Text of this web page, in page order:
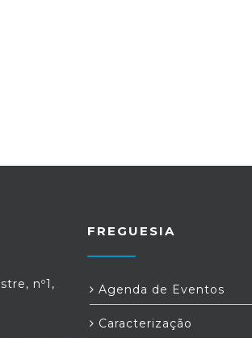
nº1,
FREGUESIA
Agenda de Eventos
Caracterização